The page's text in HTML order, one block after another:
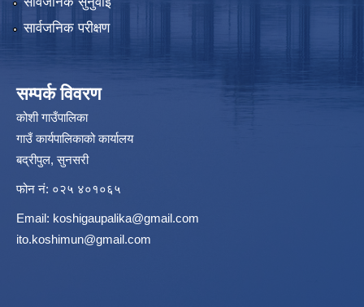
सार्वजनिक परीक्षण
सम्पर्क विवरण
कोशी गाउँपालिका
गाउँ कार्यपालिकाको कार्यालय
बद्रीपुल, सुनसरी
फोन नं: ०२५ ४०१०६५
Email: koshigaupalika@gmail.com
ito.koshimun@gmail.com